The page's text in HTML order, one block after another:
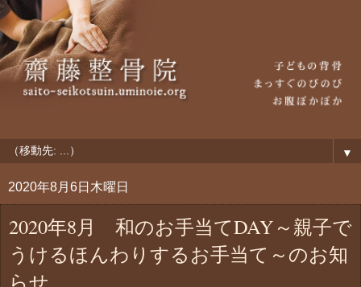
▼
2020年8月6日木曜日
2020年8月 和のお手当てDAY～親子で
うけるほんわりするお手当て～のお知
らせ